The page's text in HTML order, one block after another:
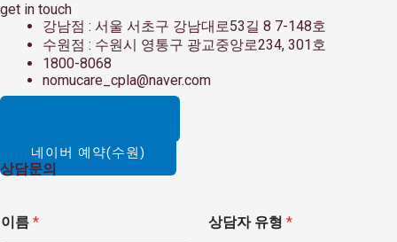
get in touch
강남점 : 서울 서초구 강남대로53길 8 7-148호
수원점 : 수원시 영통구 광교중앙로234, 301호
1800-8068
nomucare_cpla@naver.com
네이버 예약(수원)
상담문의
이름 * 상담자 유형 *